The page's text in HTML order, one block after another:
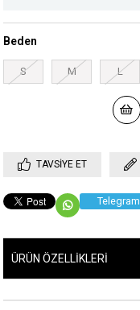
Beden
S M L
TAVSIYE ET
Telegram
ÜRÜN ÖZELLIKLERI